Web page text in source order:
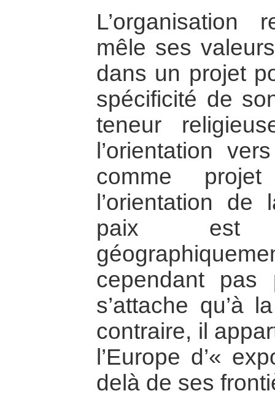
L’organisation
mêle ses
dans un projet
spécificité de
teneur
l’orientation
comme
l’orientation
paix est
cependant pas
s’attache qu’à
contraire, il
l’Europe d’«
delà de ses